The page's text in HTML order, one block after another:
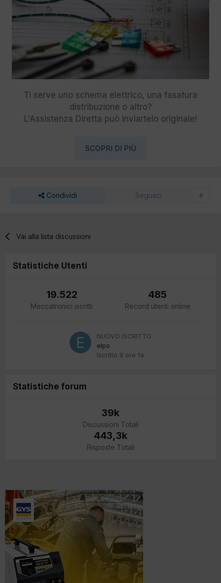
Ti serve uno schema elettrico, una fasatura
distribuzione o altro?
L'Assistenza Diretta può inviartelo originale!
SCOPRI DI PIÙ
Condividi Seguaci 0
Vai alla lista discussioni
Statistiche Utenti
19.522
Meccatronici iscritti
485
Record utenti online
NUOVO ISCRITTO
elpo
Iscritto 9 ore fa
Statistiche forum
39k
Discussioni Totali
443,3k
Risposte Totali